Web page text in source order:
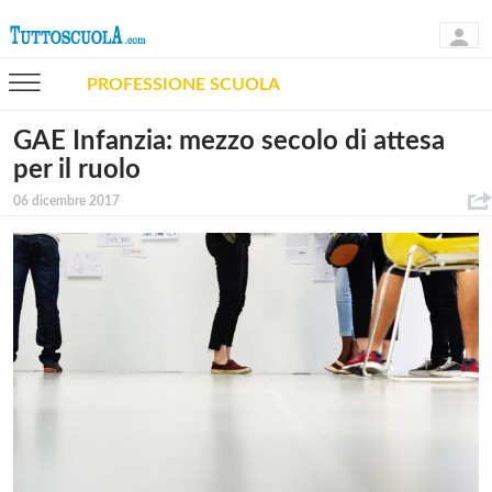
PROFESSIONE SCUOLA
GAE Infanzia: mezzo secolo di attesa
per il ruolo
06 dicembre 2017